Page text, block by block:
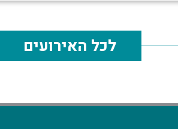
לכל האירועים